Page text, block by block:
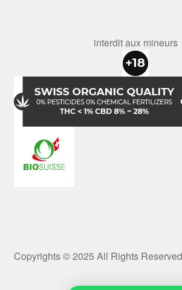
interdit aux mineurs
Copyrights © 2025 All Rights